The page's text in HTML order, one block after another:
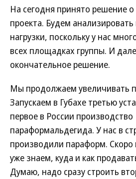
На сегодня принято решение
проекта. Будем
нагрузки, поскольку у нас
всех площадках группы. И
окончательное решение.
Мы продолжаем увеличивать
Запускаем в Губахе третью
первое в России производство
параформальдегида. У нас в
производили параформ. Скоро
уже знаем, куда и как
Думаю, надо сразу строить